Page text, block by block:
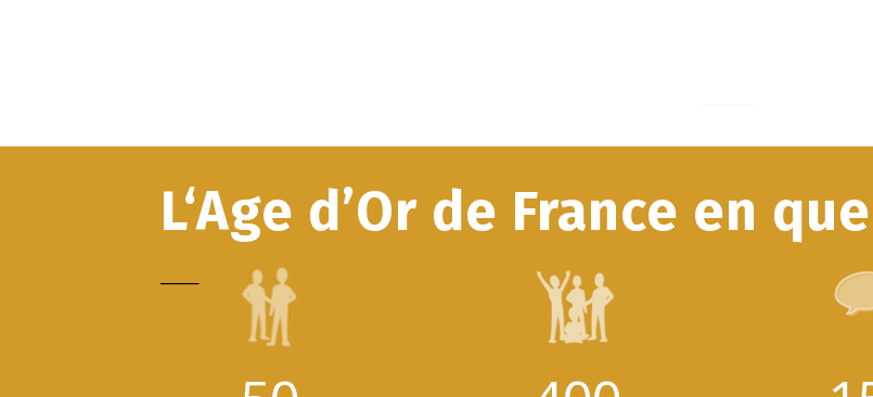
L‘Age d’Or de France en